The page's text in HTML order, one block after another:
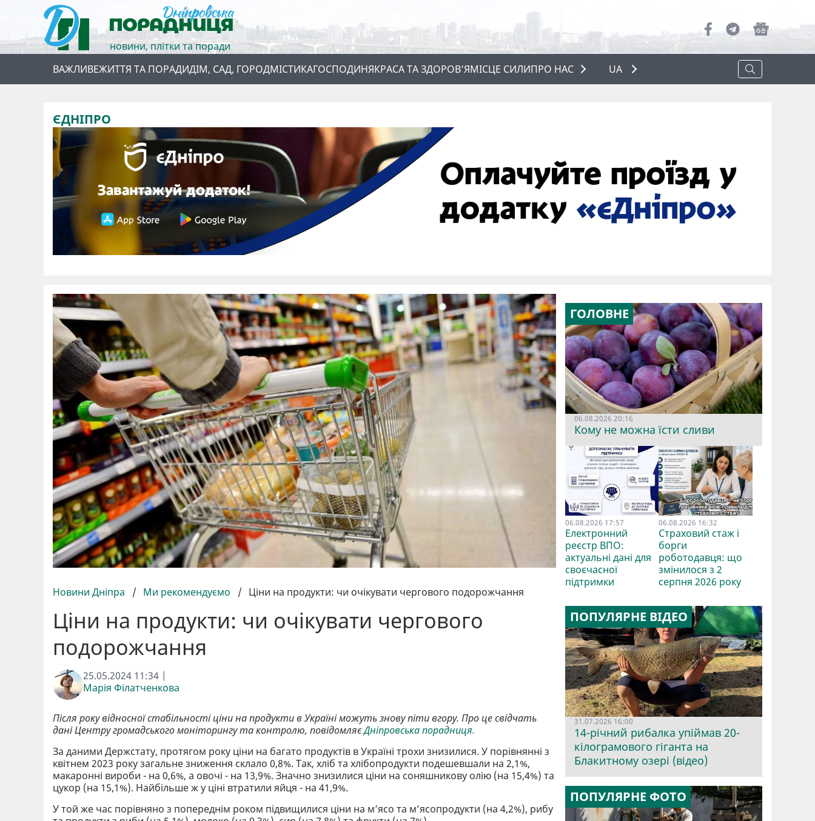
новини, плітки та поради
ВАЖЛИВЕЖИТТЯ ТА ПОРАДИДІМ, САД, ГОРОДМІСТИКАГОСПОДИНЯКРАСА ТА ЗДОРОВ’ЯМІСЦЕ СИЛИПРО НАС
ПРО НАС
UA
ЄДНІПРО
Новини Дніпра / Ми рекомендуємо / Ціни на продукти: чи очікувати чергового подорожчання
Ціни на продукти: чи очікувати чергового
подорожчання
25.05.2024 11:34 |
Марія Філатченкова
Після року відносної стабільності ціни на продукти в Україні можуть знову піти вгору. Про це свідчать
дані Центру громадського моніторингу та контролю, повідомляєДніпровська порадниця.
За даними Держстату, протягом року ціни на багато продуктів в Україні трохи знизилися. У порівнянні з
квітнем 2023 року загальне зниження склало 0,8%. Так, хліб та хлібопродукти подешевшали на 2,1%,
макаронні вироби - на 0,6%, а овочі - на 13,9%. Значно знизилися ціни на соняшникову олію (на 15,4%) та
цукор (на 15,1%). Найбільше ж у ціні втратили яйця - на 41,9%.
У той же час порівняно з попереднім роком підвищилися ціни на м’ясо та м’ясопродукти (на 4,2%), рибу
ГОЛОВНЕ
06.08.2026 20:16
Кому не можна їсти сливи
06.08.2026 17:57
Електронний
реєстр ВПО:
актуальні дані для
своєчасної
підтримки
06.08.2026 16:32
Страховий стаж і
борги
роботодавця: що
змінилося з 2
серпня 2026 року
ПОПУЛЯРНЕ ВІДЕО
31.07.2026 16:00
14-річний рибалка упіймав 20-
кілограмового гіганта на
Блакитному озері (відео)
ПОПУЛЯРНЕ ФОТО